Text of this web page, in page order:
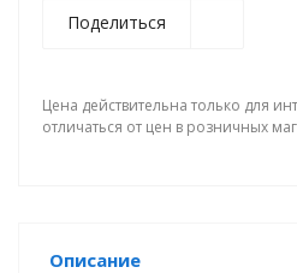
Поделиться
Цена действительна только для
отличаться от цен в розничных
Описание